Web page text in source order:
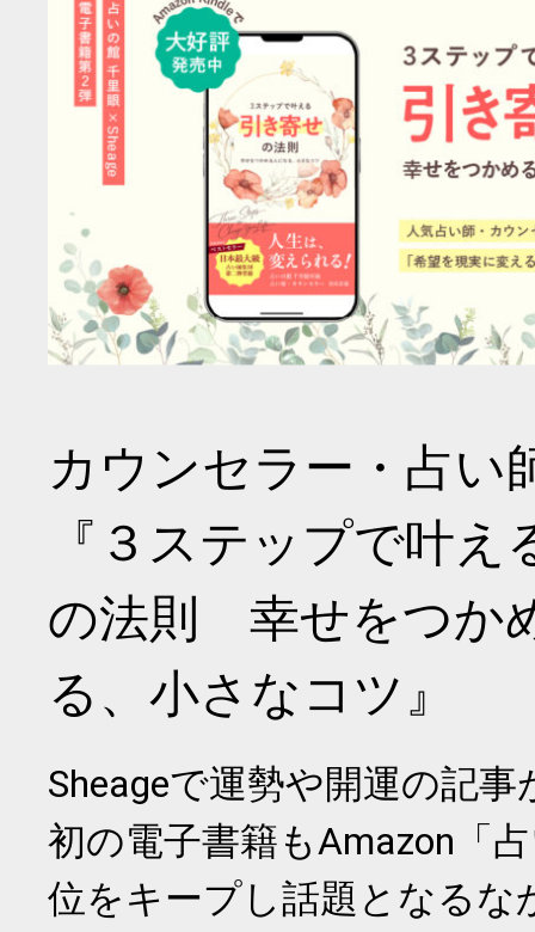
カウンセラー・占い
『３ステップで叶
の法則 幸せをつか
る、小さなコツ』
Sheageで運勢や開運の記
初の電子書籍もAmazon「
位をキープし話題となるな